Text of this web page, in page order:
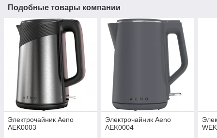
Подобные товары компании
Электрочайник Aeno
AEK0003
Электрочайник Aeno
AEK0004